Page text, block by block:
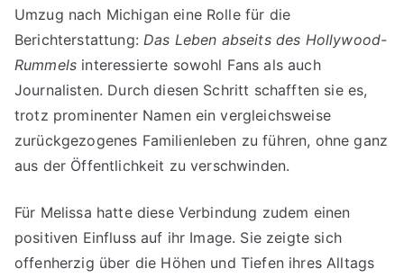
Umzug nach Michigan eine Rolle für die
Berichterstattung:Das Leben abseits des Hollywood-
Rummels interessierte sowohl Fans als auch
Journalisten. Durch diesen Schritt schafften sie es,
trotz prominenter Namen ein vergleichsweise
zurückgezogenes Familienleben zu führen, ohne ganz
aus der Öffentlichkeit zu verschwinden.
Für Melissa hatte diese Verbindung zudem einen
positiven Einfluss auf ihr Image. Sie zeigte sich
offenherzig über die Höhen und Tiefen ihres Alltags